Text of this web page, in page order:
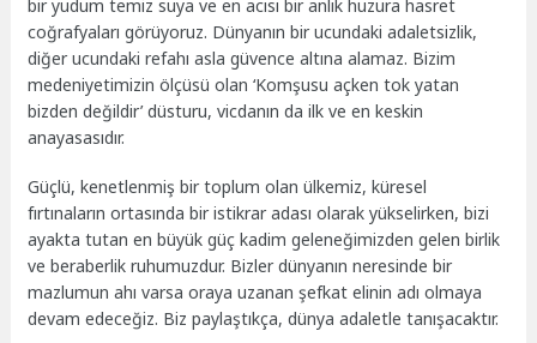
bir yudum temiz suya ve en acısı bir anlık huzura hasret
coğrafyaları görüyoruz. Dünyanın bir ucundaki adaletsizlik,
diğer ucundaki refahı asla güvence altına alamaz. Bizim
medeniyetimizin ölçüsü olan ‘Komşusu açken tok yatan
bizden değildir’ düsturu, vicdanın da ilk ve en keskin
anayasasıdır.
Güçlü, kenetlenmiş bir toplum olan ülkemiz, küresel
fırtınaların ortasında bir istikrar adası olarak yükselirken, bizi
ayakta tutan en büyük güç kadim geleneğimizden gelen birlik
ve beraberlik ruhumuzdur. Bizler dünyanın neresinde bir
mazlumun ahı varsa oraya uzanan şefkat elinin adı olmaya
devam edeceğiz. Biz paylaştıkça, dünya adaletle tanışacaktır.